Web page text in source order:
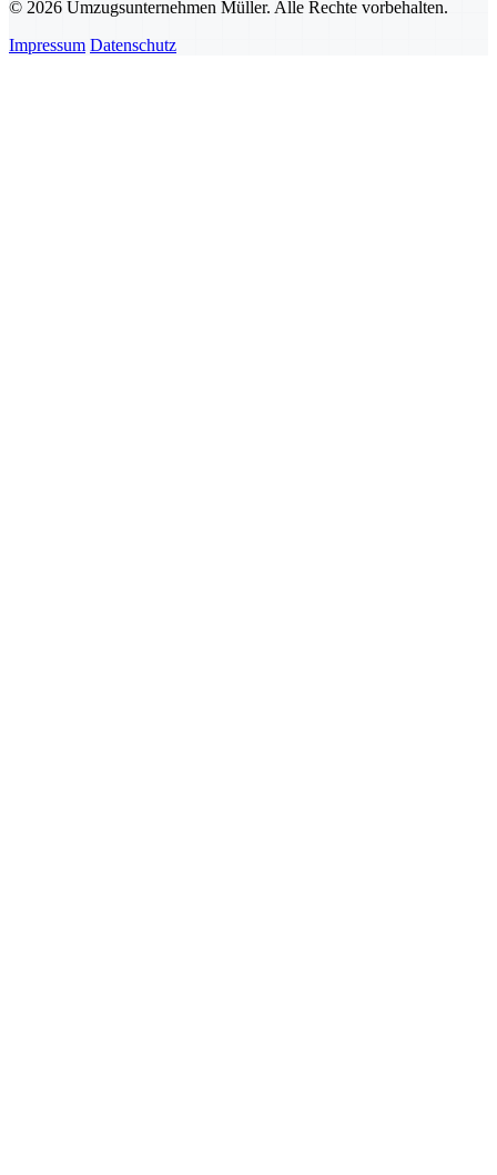
© 2026 Umzugsunternehmen Müller. Alle Rechte vorbehalten.
Impressum Datenschutz